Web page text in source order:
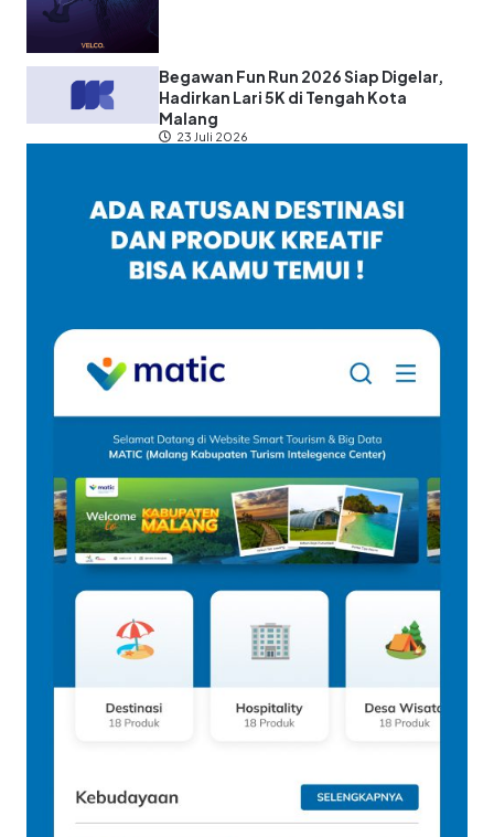
Begawan Fun Run 2026 Siap Digelar,
Hadirkan Lari 5K di Tengah Kota
Malang
23 Juli 2026